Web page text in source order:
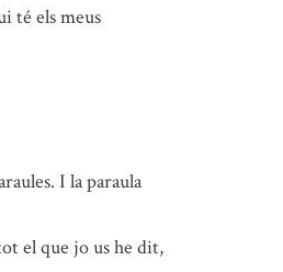
té els meus
I la paraula
el que jo us he dit,